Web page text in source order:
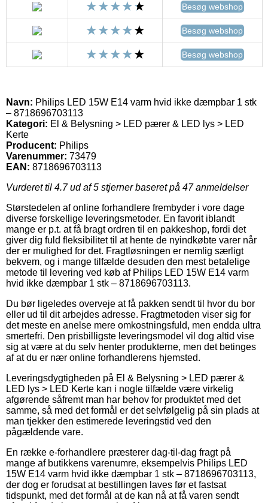
Besøg webshop
Besøg webshop
Besøg webshop
Navn: Philips LED 15W E14 varm hvid ikke dæmpbar 1 stk
– 8718696703113
Kategori: El & Belysning > LED pærer & LED lys > LED
Kerte
Producent: Philips
Varenummer: 73479
EAN: 8718696703113
Vurderet til 4.7ud af 5 stjerner baseret på 47anmeldelser
Størstedelen af online forhandlere frembyder i vore dage
diverse forskellige leveringsmetoder. En favorit iblandt
mange er p.t. at få bragt ordren til en pakkeshop, fordi det
giver dig fuld fleksibilitet til at hente de nyindkøbte varer når
der er mulighed for det. Fragtløsningen er nemlig særligt
bekvem, og i mange tilfælde desuden den mest betalelige
metode til levering ved køb af Philips LED 15W E14 varm
hvid ikke dæmpbar 1 stk – 8718696703113.
Du bør ligeledes overveje at få pakken sendt til hvor du bor
eller ud til dit arbejdes adresse. Fragtmetoden viser sig for
det meste en anelse mere omkostningsfuld, men endda ultra
smertefri. Den prisbilligste leveringsmodel vil dog altid vise
sig at være at du selv henter produkterne, men det betinges
af at du er nær online forhandlerens hjemsted.
Leveringsdygtigheden på El & Belysning > LED pærer &
LED lys > LED Kerte kan i nogle tilfælde være virkelig
afgørende såfremt man har behov for produktet med det
samme, så med det formål er det selvfølgelig på sin plads at
man tjekker den estimerede leveringstid ved den
pågældende vare.
En række e-forhandlere præsterer dag-til-dag fragt på
mange af butikkens varenumre, eksempelvis Philips LED
15W E14 varm hvid ikke dæmpbar 1 stk – 8718696703113,
der dog er forudsat at bestillingen laves før et fastsat
tidspunkt, med det formål at de kan nå at få varen sendt